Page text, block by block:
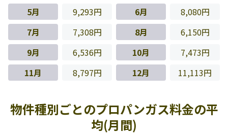
5月
9,293円 6月
8,080円
7月
7,308円 8月
6,150円
9月
6,536円 10月
7,473円
11月
8,797円 12月 11,113円
物件種別ごとのプロパンガス料金の平
均(月間)